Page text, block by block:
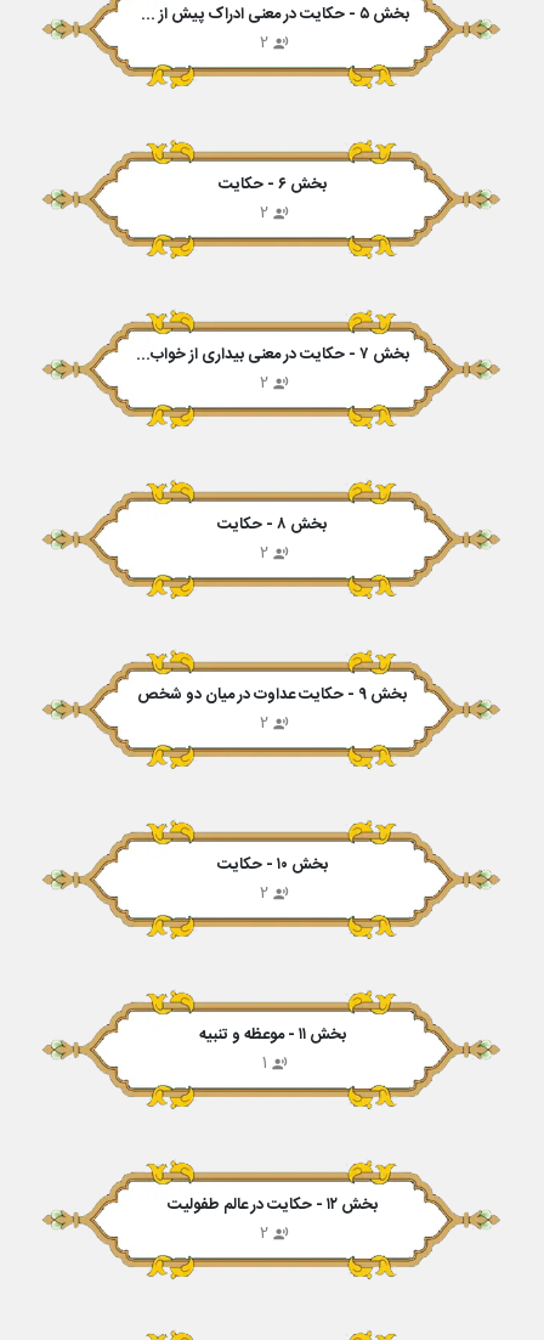
بخش ۵ - حکایت در معنی ادراک پیش از فوت
2
بخش ۶ - حکایت
2
بخش ۷ - حکایت در معنی بیداری از خواب غفلت
2
بخش ۸ - حکایت
2
بخش ۹ - حکایت عداوت در میان دو شخص
2
بخش ۱۰ - حکایت
2
بخش ۱۱ - موعظه و تنبیه
1
بخش ۱۲ - حکایت در عالم طفولیت
2